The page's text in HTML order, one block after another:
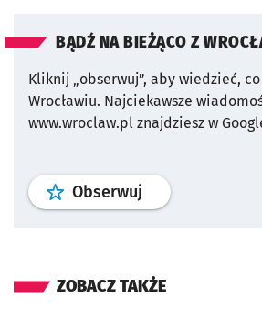
BĄDŹ NA BIEŻĄCO Z
Kliknij „obserwuj”, aby wiedzieć,
Wrocławiu. Najciekawsze
www.wroclaw.pl znajdziesz w
Obserwuj profil
ZOBACZ TAKŻE